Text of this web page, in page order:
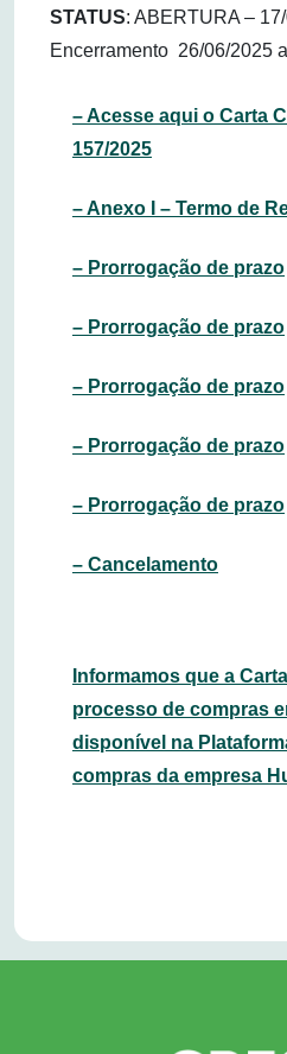
STATUS: ABERTURA –
Encerramento 26/06/2025
– Acesse aqui o Carta
157/2025
– Anexo I – Termo de
– Prorrogação de prazo
– Prorrogação de prazo
– Prorrogação de prazo
– Prorrogação de prazo
– Prorrogação de prazo
– Cancelamento
Informamos que a
processo de compras
disponível na
compras da empresa